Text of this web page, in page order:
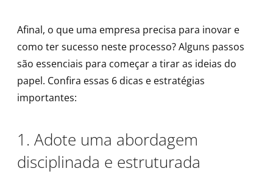
Afinal, o que uma empresa precisa para inovar e
como ter sucesso neste processo? Alguns passos
são essenciais para começar a tirar as ideias do
papel. Confira essas 6 dicas e estratégias
importantes:
1. Adote uma abordagem
disciplinada e estruturada